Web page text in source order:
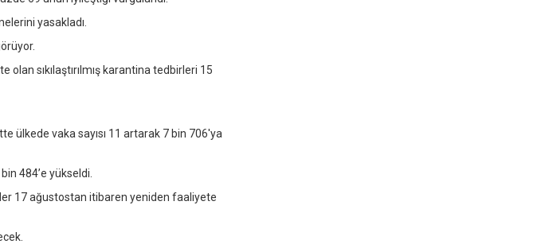
yasakladı.
sıkılaştırılmış karantina tedbirleri 15
ülkede vaka sayısı 11 artarak 7 bin 706'ya
484’e yükseldi.
17 ağustostan itibaren yeniden faaliyete